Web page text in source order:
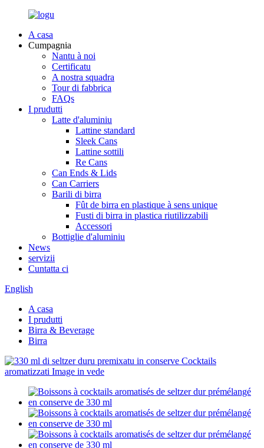
A casa
Cumpagnia
Nantu à noi
Certificatu
A nostra squadra
Tour di fabbrica
FAQs
I prudutti
Latte d'aluminiu
Lattine standard
Sleek Cans
Lattine sottili
Re Cans
Can Ends & Lids
Can Carriers
Barili di birra
Fût de birra en plastique à sens unique
Fusti di birra in plastica riutilizzabili
Accessori
Bottiglie d'aluminiu
News
servizii
Cuntatta ci
English
A casa
I prudutti
Birra & Beverage
Birra